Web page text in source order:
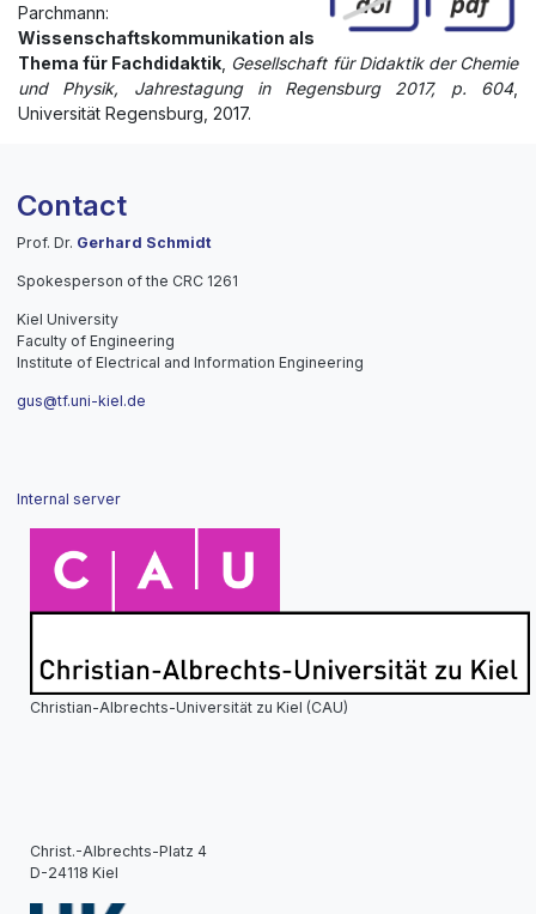
Parchmann:
Wissenschaftskommunikation als
Thema für Fachdidaktik Gesellschaft für Didaktik der Chemie
und Physik, Jahrestagung in Regensburg 2017, p. 604,
Universität Regensburg, 2017.
Contact
Prof. Dr. Gerhard Schmidt
Spokesperson of the CRC 1261
Kiel University
Faculty of Engineering
Institute of Electrical and Information Engineering
gus@tf.uni-kiel.de
Internal server
Christian-Albrechts-Universität zu Kiel (CAU)
Christ.-Albrechts-Platz 4
D-24118 Kiel